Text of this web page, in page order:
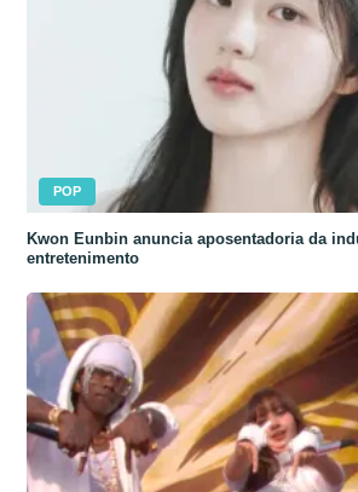
POP
Kwon Eunbin anuncia aposentadoria da
entretenimento